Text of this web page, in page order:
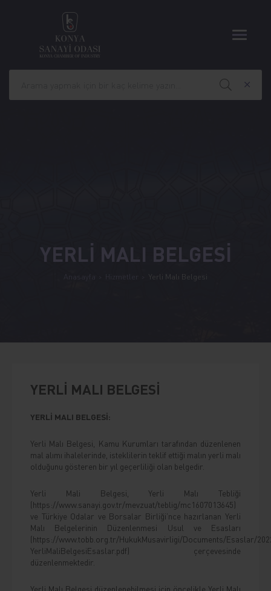
YERLİ MALI BELGESİ
Anasayfa Hizmetler Yerli Malı Belgesi
YERLİ MALI BELGESİ
YERLİ MALI BELGESİ:
Yerli Malı Belgesi, Kamu Kurumları tarafından düzenlenen
mal alımı ihalelerinde, isteklilerin teklif ettiği malın yerli malı
olduğunu gösteren bir yıl geçerliliği olan belgedir.
Yerli Mali Belgesi, Yerli Malı Tebliği
(https://www.sanayi.gov.tr/mevzuat/teblig/mc1607013645)
ve Türkiye Odalar ve Borsalar Birliği’nce hazırlanan Yerli
Malı Belgelerinin Düzenlenmesi Usul ve Esasları
(https://www.tobb.org.tr/HukukMusavirligi/Documents/Esaslar/
YerliMaliBelgesiEsaslar.pdf) çerçevesinde
düzenlenmektedir.
Yerli Malı Belgesi düzenlenebilmesi için öncelikle Yerli Malı